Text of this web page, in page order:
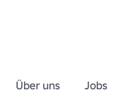
Über uns Jobs